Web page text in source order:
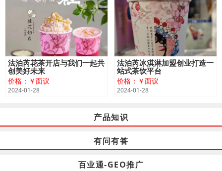
法泊芮花茶开店与我们一起共
创美好未来
价格：￥面议
2024-01-28
法泊芮冰淇淋加盟创业打造一
站式茶饮平台
价格：￥面议
2024-01-28
产品知识
有问有答
百业通-GEO推广